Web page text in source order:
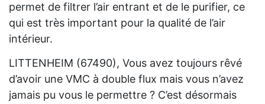
permet de filtrer l’air entrant et de le purifier, ce
qui est très important pour la qualité de l’air
intérieur.
LITTENHEIM (67490), Vous avez toujours rêvé
d’avoir une VMC à double flux mais vous n’avez
jamais pu vous le permettre ? C’est désormais